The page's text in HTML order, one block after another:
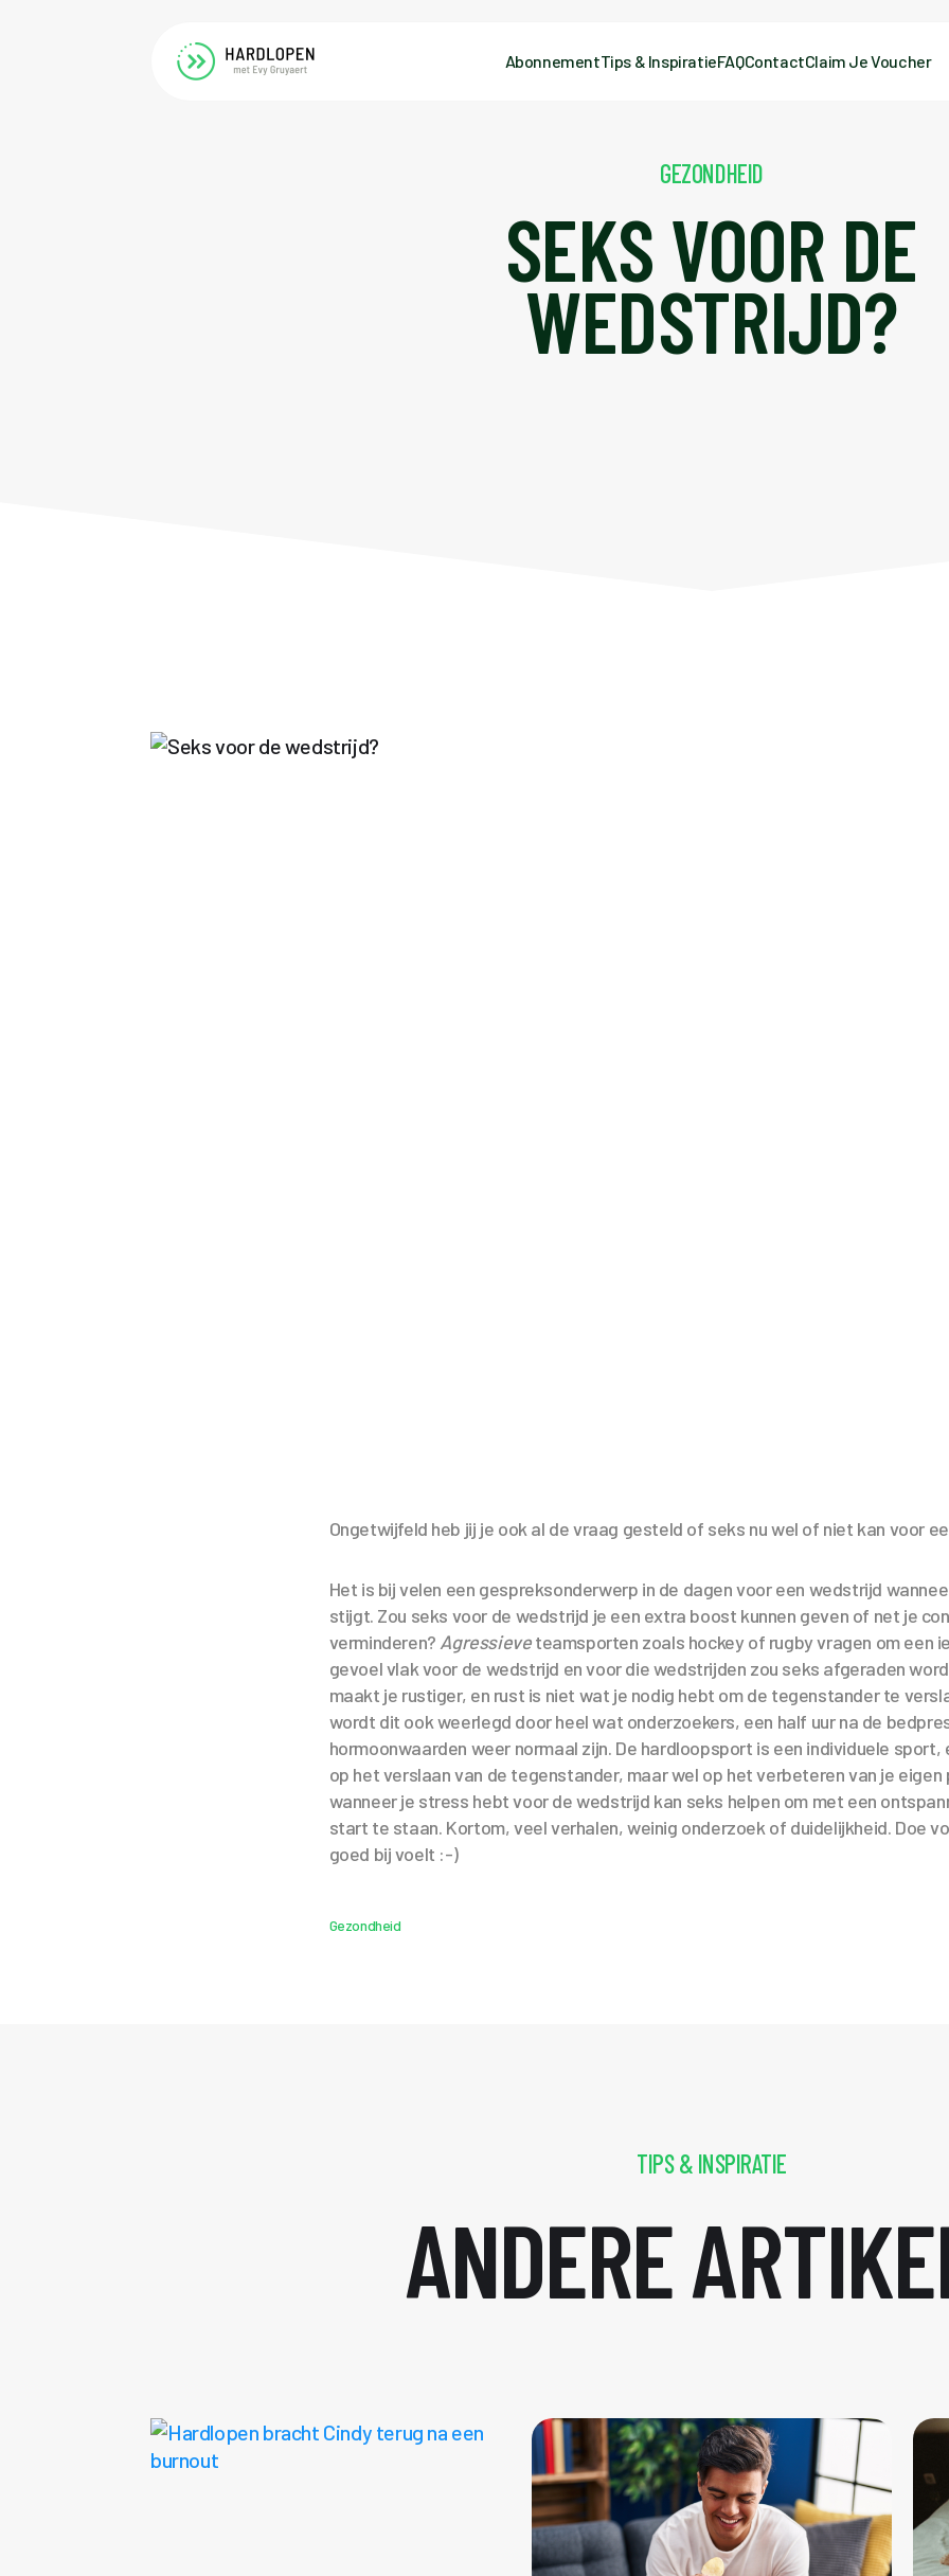
AbonnementTips & InspiratieFAQContactClaim Je Voucher
GEZONDHEID
SEKS VOOR DE
WEDSTRIJD?
Ongetwijfeld heb jij je ook al de vraag gesteld of seks nu wel of niet kan voor
Het is bij velen een gespreksonderwerp in de dagen voor een wedstrijd
stijgt. Zou seks voor de wedstrijd je een extra boost kunnen geven of net je
verminderen? Agressieveteamsporten zoals hockey of rugby vragen om een
gevoel vlak voor de wedstrijd en voor die wedstrijden zou seks afgeraden
maakt je rustiger, en rust is niet wat je nodig hebt om de tegenstander te
wordt dit ook weerlegd door heel wat onderzoekers, een half uur na de
hormoonwaarden weer normaal zijn. De hardloopsport is een individuele sport,
op het verslaan van de tegenstander, maar wel op het verbeteren van je
wanneer je stress hebt voor de wedstrijd kan seks helpen om met een
start te staan. Kortom, veel verhalen, weinig onderzoek of duidelijkheid. Doe
goed bij voelt :-)
Gezondheid
TIPS & INSPIRATIE
ANDERE